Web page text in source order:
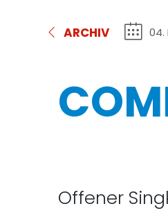
ARCHIV 04.
Offener